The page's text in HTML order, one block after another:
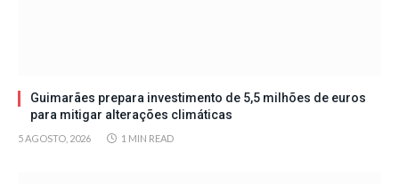
Guimarães prepara investimento de 5,5 milhões de euros
para mitigar alterações climáticas
5 AGOSTO, 2026 1 MIN READ